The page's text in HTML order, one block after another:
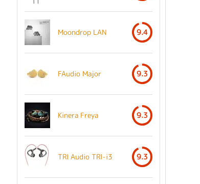
Moondrop LAN 9.4
FAudio Major 9.3
Kinera Freya 9.3
TRI Audio TRI-i3 9.3